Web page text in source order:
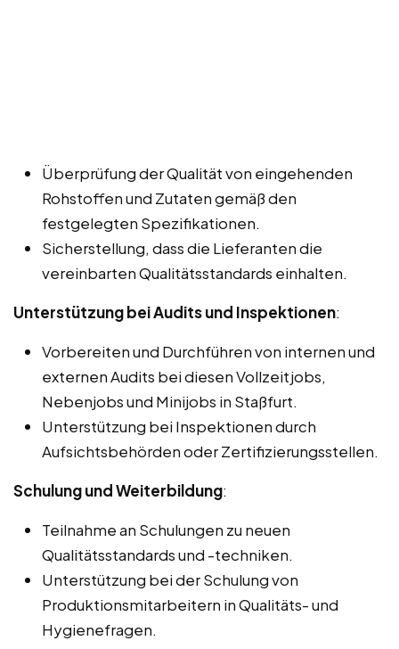
Überprüfung der Qualität von eingehenden
Rohstoffen und Zutaten gemäß den
festgelegten Spezifikationen.
Sicherstellung, dass die Lieferanten die
vereinbarten Qualitätsstandards einhalten.
Unterstützung bei Audits und Inspektionen:
Vorbereiten und Durchführen von internen und
externen Audits bei diesen Vollzeitjobs,
Nebenjobs und Minijobs in Staßfurt.
Unterstützung bei Inspektionen durch
Aufsichtsbehörden oder Zertifizierungsstellen.
Schulung und Weiterbildung:
Teilnahme an Schulungen zu neuen
Qualitätsstandards und -techniken.
Unterstützung bei der Schulung von
Produktionsmitarbeitern in Qualitäts- und
Hygienefragen.